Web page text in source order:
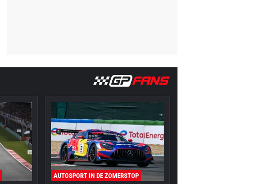
AUTOSPORT IN DE ZOMERSTOP